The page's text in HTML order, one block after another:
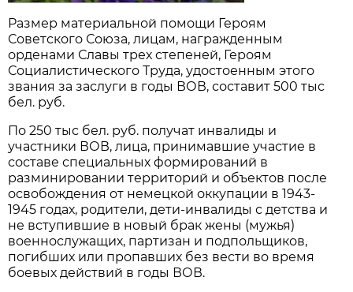
Размер материальной помощи Героям
Советского Союза, лицам, награжденным
орденами Славы трех степеней, Героям
Социалистического Труда, удостоенным этого
звания за заслуги в годы ВОВ, составит 500 тыс
бел. руб.
По 250 тыс бел. руб. получат инвалиды и
участники ВОВ, лица, принимавшие участие в
составе специальных формирований в
разминировании территорий и объектов после
освобождения от немецкой оккупации в 1943-
1945 годах, родители, дети-инвалиды с детства и
не вступившие в новый брак жены (мужья)
военнослужащих, партизан и подпольщиков,
погибших или пропавших без вести во время
боевых действий в годы ВОВ.